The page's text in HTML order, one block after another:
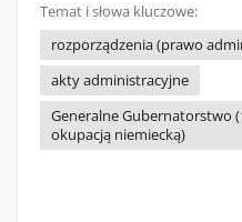
Temat i słowa kluczowe:
rozporządzenia (prawo
akty administracyjne
Generalne Gubernatorstwo
okupacją niemiecką)